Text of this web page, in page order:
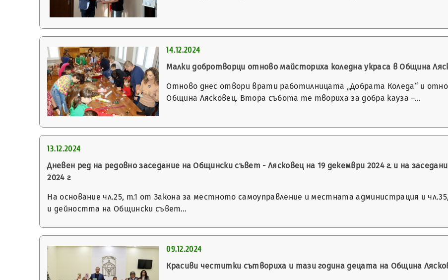
14.12.2024
Малки добротворци отново майсториха коледна украса в Община
Отново днес отвори врати работилницата „Добрата Коледа“ и
Община Лясковец. Втора събота те твориха за добра кауза –…
13.12.2024
Дневен ред на редовно заседание на Общински съвет - Лясковец на 19 декември 2024 г. и на
2024 г
На основание чл.25, т.1 от Закона за местното самоуправление и местната администрация и
и дейността на Общински съвет…
09.12.2024
Красиви честитки сътвориха и тази година децата на Община